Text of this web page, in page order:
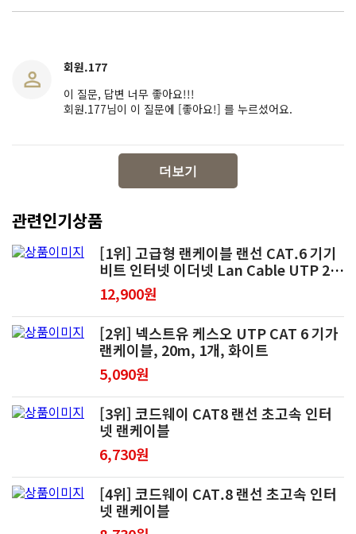
회원.177
이 질문, 답변 너무 좋아요!!!
회원.177님이 이 질문에 [좋아요!] 를 누르셨어요.
더보기
관련인기상품
[1위] 고급형 랜케이블 랜선 CAT.6 기기
비트 인터넷 이더넷 Lan Cable UTP 2m
3m 5m 10m 15m 20m, 15m, 1개
12,900원
[2위] 넥스트유 케스오 UTP CAT 6 기가
랜케이블, 20m, 1개, 화이트
5,090원
[3위] 코드웨이 CAT8 랜선 초고속 인터
넷 랜케이블
6,730원
[4위] 코드웨이 CAT.8 랜선 초고속 인터
넷 랜케이블